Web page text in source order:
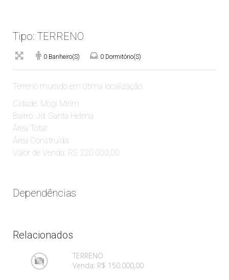
Tipo: TERRENO
0 Banheiro(s) 0 Dormitório(s)
Terreno murado em ótima localização.
Cidade: Mogi Mirim
Bairro: Jd. Santa Helena
Área Total:
Área Construida:
Valor de Venda: R$ 220.000,00
Dependências
Relacionados
TERRENO
Venda: R$ 150.000,00